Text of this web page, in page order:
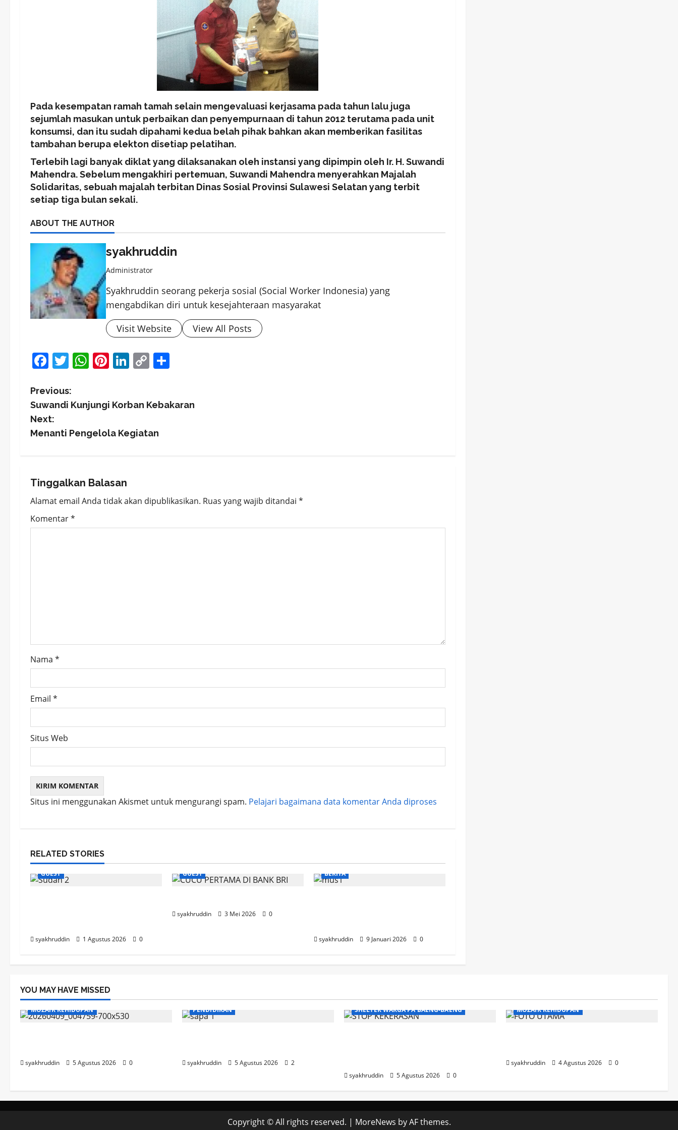
Pada kesempatan ramah tamah selain mengevaluasi kerjasama pada tahun lalu juga
sejumlah masukan untuk perbaikan dan penyempurnaan di tahun 2012 terutama pada unit
konsumsi, dan itu sudah dipahami kedua belah pihak bahkan akan memberikan fasilitas
tambahan berupa elekton disetiap pelatihan.
Terlebih lagi banyak diklat yang dilaksanakan oleh instansi yang dipimpin oleh Ir. H. Suwandi
Mahendra. Sebelum mengakhiri pertemuan, Suwandi Mahendra menyerahkan Majalah
Solidaritas, sebuah majalah terbitan Dinas Sosial Provinsi Sulawesi Selatan yang terbit
setiap tiga bulan sekali.
ABOUT THE AUTHOR
syakhruddin
Administrator
Syakhruddin seorang pekerja sosial (Social Worker Indonesia) yang
mengabdikan diri untuk kesejahteraan masyarakat
Visit Website
View All Posts
Facebook
Twitter
WhatsApp
Pinterest
LinkedIn
Copy
P
o
s
n
a
v
o
n
Previous:
Suwandi Kunjungi Korban Kebakaran
Next:
Menanti Pengelola Kegiatan
Tinggalkan Balasan
Alamat email Anda tidak akan dipublikasikan. Ruas yang wajib ditandai *
Komentar*
Nama *
Email *
Situs Web
Situs ini menggunakan Akismet untuk mengurangi spam. Pelajari bagaimana data komentar Anda diproses
RELATED STORIES
GUEST
syakhruddin 1 Agustus 2026 0
GUEST
syakhruddin 3 Mei 2026 0
BERITA
syakhruddin 9 Januari 2026 0
YOU MAY HAVE MISSED
MOZAIK KEHIDUPAN
syakhruddin 5 Agustus 2026 0
PENDIDIKAN
syakhruddin 5 Agustus 2026 2
SHELTER WARGA PA'BAENG-BAENG
syakhruddin 5 Agustus 2026 0
MOZAIK KEHIDUPAN
syakhruddin 4 Agustus 2026 0
Copyright © All rights reserved. | MoreNews by AF themes.